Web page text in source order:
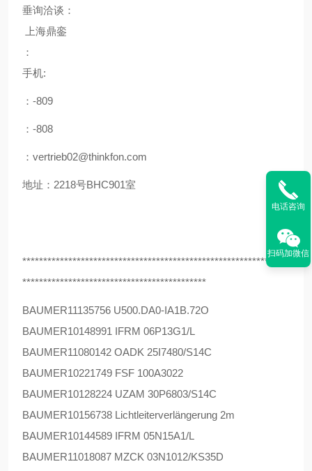
垂询洽谈：
上海鼎銮
：
手机:
：-809
：-808
：vertrieb02@thinkfon.com
地址：2218号BHC901室
****************************************************************
********************************************
BAUMER11135756 U500.DA0-IA1B.72O
BAUMER10148991 IFRM 06P13G1/L
BAUMER11080142 OADK 25I7480/S14C
BAUMER10221749 FSF 100A3022
BAUMER10128224 UZAM 30P6803/S14C
BAUMER10156738 Lichtleiterverlängerung 2m
BAUMER10144589 IFRM 05N15A1/L
BAUMER11018087 MZCK 03N1012/KS35D
电话咨询
扫码加微信